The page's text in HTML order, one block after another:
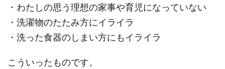
・わたしの思う理想の家事や育児になっていない
・洗濯物のたたみ方にイライラ
・洗った食器のしまい方にもイライラ
こういったものです。